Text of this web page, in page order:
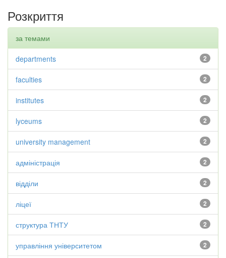
Розкриття
за темами
2
departments
2
faculties
2
institutes
2
lyceums
2
university management
2
адміністрація
2
відділи
2
ліцеї
2
структура ТНТУ
2
управління університетом